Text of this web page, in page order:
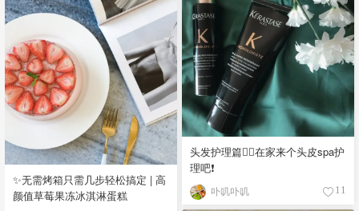
头发护理篇💆‍♀️在家来个头皮spa护
理吧❗️
卟叽卟叽 11
✨无需烤箱只需几步轻松搞定 | 高
颜值草莓果冻冰淇淋蛋糕